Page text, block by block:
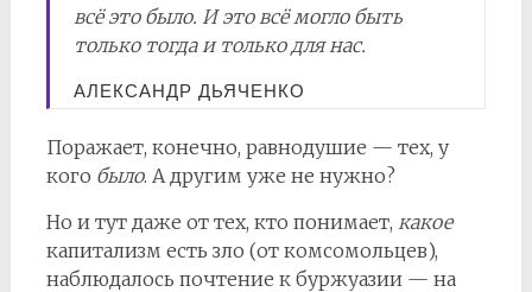
всё это было. И это всё могло быть
только тогда и только для нас.
АЛЕКСАНДР ДЬЯЧЕНКО
Поражает, конечно, равнодушие — тех, у
кого было. А другим уже не нужно?
Но и тут даже от тех, кто понимает, какое
капитализм есть зло (от комсомольцев),
наблюдалось почтение к буржуазии — на